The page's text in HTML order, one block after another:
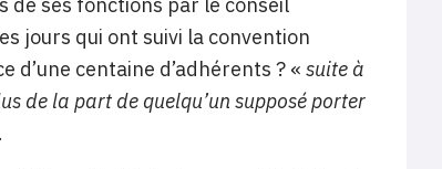
jours qui ont suivi la convention
d’une centaine d’adhérents ? « suite à
de la part de quelqu’un supposé porter